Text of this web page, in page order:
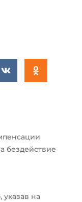
бездействие
на